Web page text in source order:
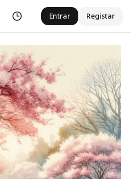
Histórico Entrar Registar